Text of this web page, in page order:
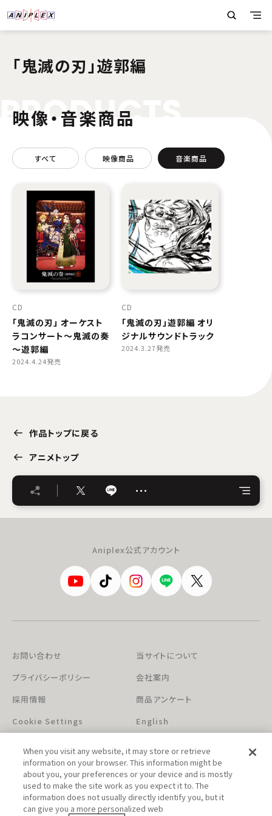
「鬼滅の刃」遊郭編
PRODUC
映像・音楽商品
すべて 映像商品 音楽商品
CD
「鬼滅の刃」 オーケスト
ラコンサート～鬼滅の奏
～遊郭編
2024.4.24発売
CD
「鬼滅の刃」遊郭編 オリ
ジナルサウンドトラック
2024.3.27発売
作品トップに戻る
アニメトップ
…
Aniplex公式アカウント
お問い合わせ
当サイトについて
プライバシーポリシー
会社案内
採用情報
商品アンケート
Cookie Settings
English
When you visit any website, it may store or retrieve
information on your browser. This information might be
about you, your preferences or your device and is mostly
used to make the site work as you expect it to. The
information does not usually directly identify you, but it
can give you a more personalized web